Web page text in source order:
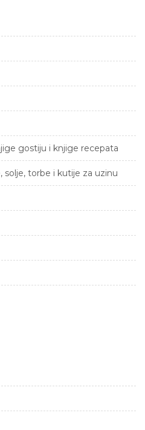
gostiju i knjige recepata
solje, torbe i kutije za uzinu
didakticki